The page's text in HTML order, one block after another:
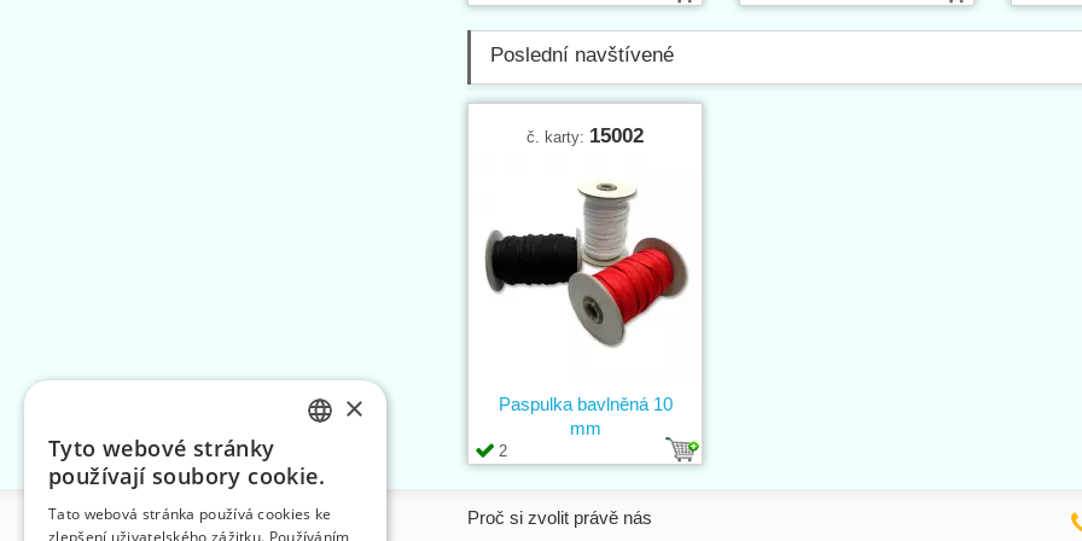
Poslední navštívené
č. karty: 15002
2
Paspulka bavlněná 10
mm
Informace Proč si zvolit právě nás
ENGLISH
×
Tyto webové stránky
používají soubory cookie.
Tato webová stránka používá cookies ke
zlepšení uživatelského zážitku. Používáním